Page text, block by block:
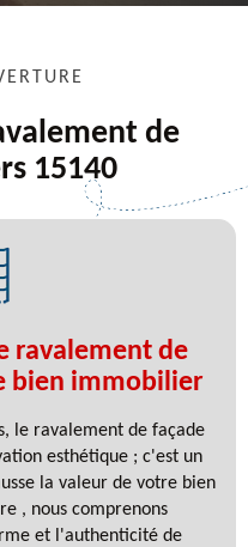
de
15140
ravalement de
bien immobilier
le ravalement de façade
esthétique ; c'est un
la valeur de votre bien
, nous comprenons
et l'authenticité de